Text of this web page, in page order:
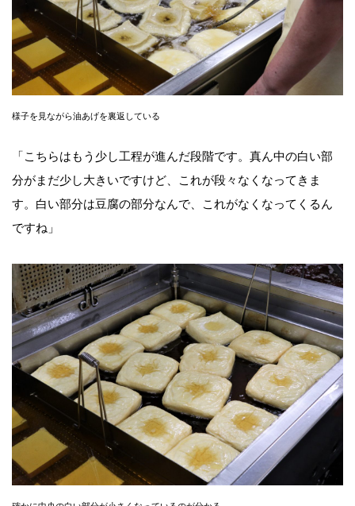
様子を見ながら油あげを裏返している
「こちらはもう少し工程が進んだ段階です。真ん中の白い部
分がまだ少し大きいですけど、これが段々なくなってきま
す。白い部分は豆腐の部分なんで、これがなくなってくるん
ですね」